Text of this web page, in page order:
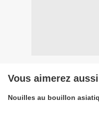
Vous aimerez aussi
Nouilles au bouillon